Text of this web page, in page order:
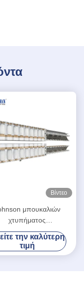
Βίντεο
μπουκαλιών
χτυπήματος
κύβων
διάρκεια σχεδίου
προηγμένη υλικό
την καλύτερη
τιμή